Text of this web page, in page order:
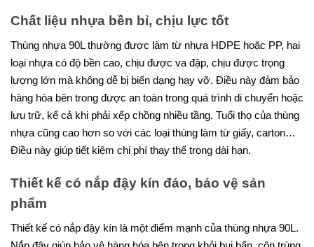
Chất liệu nhựa bền bỉ, chịu lực tốt
Thùng nhựa 90L thường được làm từ nhựa HDPE hoặc PP, hai
loại nhựa có độ bền cao, chịu được va đập, chịu được trọng
lượng lớn mà không dễ bị biến dạng hay vỡ. Điều này đảm bảo
hàng hóa bên trong được an toàn trong quá trình di chuyển hoặc
lưu trữ, kể cả khi phải xếp chồng nhiều tầng. Tuổi thọ của thùng
nhựa cũng cao hơn so với các loại thùng làm từ giấy, carton…
Điều này giúp tiết kiệm chi phí thay thế trong dài hạn.
Thiết kế có nắp đậy kín đáo, bảo vệ sản
phẩm
Thiết kế có nắp đậy kín là một điểm mạnh của thùng nhựa 90L.